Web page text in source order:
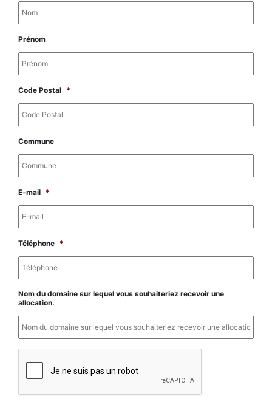
Prénom
Code Postal *
Commune
E-mail *
Téléphone *
Nom du domaine sur lequel vous souhaiteriez recevoir une
allocation.